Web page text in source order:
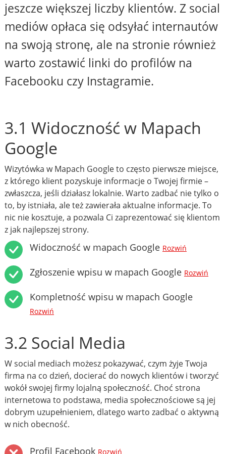
jeszcze większej liczby klientów. Z social
mediów opłaca się odsyłać internautów
na swoją stronę, ale na stronie również
warto zostawić linki do profilów na
Facebooku czy Instagramie.
3.1 Widoczność w Mapach
Google
Wizytówka w Mapach Google to często pierwsze miejsce,
z którego klient pozyskuje informacje o Twojej firmie –
zwłaszcza, jeśli działasz lokalnie. Warto zadbać nie tylko o
to, by istniała, ale też zawierała aktualne informacje. To
nic nie kosztuje, a pozwala Ci zaprezentować się klientom
z jak najlepszej strony.
Widoczność w mapach Google Rozwiń
Zgłoszenie wpisu w mapach Google Rozwiń
Kompletność wpisu w mapach Google
Rozwiń
3.2 Social Media
W social mediach możesz pokazywać, czym żyje Twoja
firma na co dzień, docierać do nowych klientów i tworzyć
wokół swojej firmy lojalną społeczność. Choć strona
internetowa to podstawa, media społecznościowe są jej
dobrym uzupełnieniem, dlatego warto zadbać o aktywną
w nich obecność.
Profil Facebook